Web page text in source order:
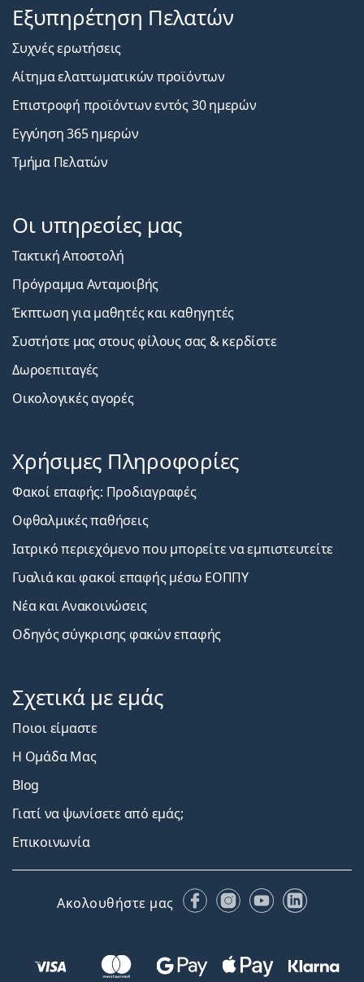
Εξυπηρέτηση Πελατών
Συχνές ερωτήσεις
Αίτημα ελαττωματικών προϊόντων
Επιστροφή προϊόντων εντός 30 ημερών
Εγγύηση 365 ημερών
Τμήμα Πελατών
Οι υπηρεσίες μας
Τακτική Αποστολή
Πρόγραμμα Ανταμοιβής
Έκπτωση για μαθητές και καθηγητές
Συστήστε μας στους φίλους σας & κερδίστε
Δωροεπιταγές
Οικολογικές αγορές
Χρήσιμες Πληροφορίες
Φακοί επαφής: Προδιαγραφές
Οφθαλμικές παθήσεις
Ιατρικό περιεχόμενο που μπορείτε να εμπιστευτείτε
Γυαλιά και φακοί επαφής μέσω ΕΟΠΠΥ
Νέα και Ανακοινώσεις
Οδηγός σύγκρισης φακών επαφής
Σχετικά με εμάς
Ποιοι είμαστε
Η Ομάδα Μας
Blog
Γιατί να ψωνίσετε από εμάς;
Επικοινωνία
Ακολουθήστε μας FacebookInstagram
YouTubeLinkedIn